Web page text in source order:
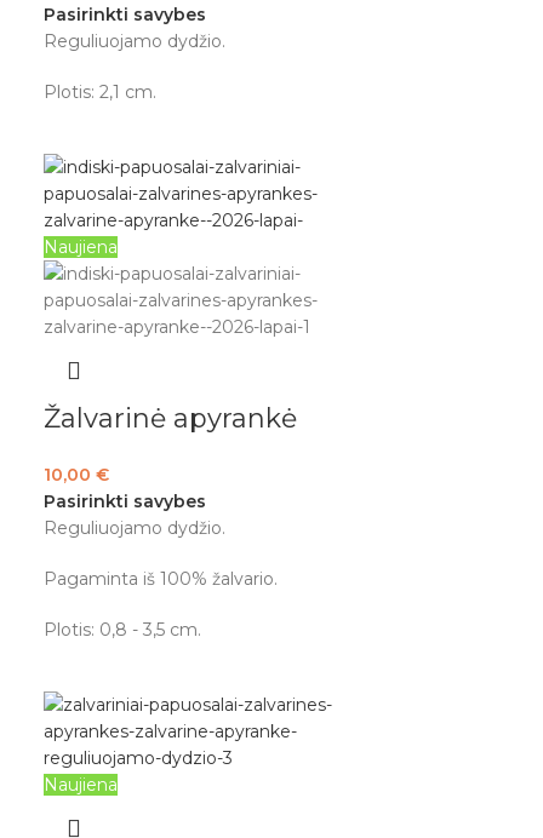
Pasirinkti savybes
Reguliuojamo dydžio.
Plotis: 2,1 cm.
Naujiena
Žalvarinė apyrankė
10,00€
Pasirinkti savybes
Reguliuojamo dydžio.
Pagaminta iš 100% žalvario.
Plotis: 0,8 - 3,5 cm.
Naujiena